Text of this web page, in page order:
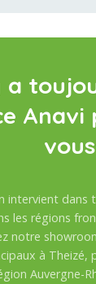
a
Anavi
vous
intervient dans
les régions
notre
à Theizé,
Auvergne-